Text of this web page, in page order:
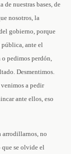
de nuestras bases, de
nosotros, la
gobierno, porque
ante el
pedimos perdón,
Desmentimos.
a pedir
ante ellos, eso
arrodillarnos, no
que se olvide el